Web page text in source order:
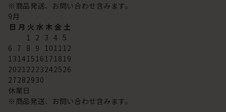
※商品発送、お問い合わせ含みます。
9月
日 月 火 水 木 金 土
1 2 3 4 5
6 7 8 9 101112
13141516171819
20212223242526
27282930
休業日
※商品発送、お問い合わせ含みます。